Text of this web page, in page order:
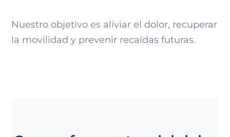
Nuestro objetivo es aliviar el dolor, recuperar
la movilidad y prevenir recaídas futuras.